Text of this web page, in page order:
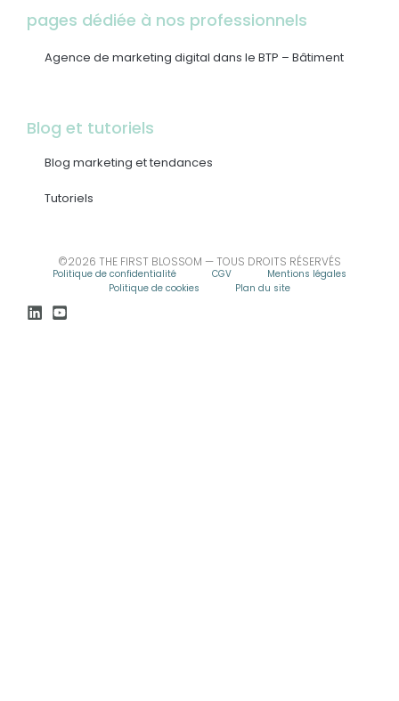
pages dédiée à nos professionnels
Agence de marketing digital dans le BTP – Bâtiment
Blog et tutoriels
Blog marketing et tendances
Tutoriels
©2026 THE FIRST BLOSSOM — TOUS DROITS RÉSERVÉS
Politique de confidentialité CGV
Mentions légales
Politique de cookies
Plan du site